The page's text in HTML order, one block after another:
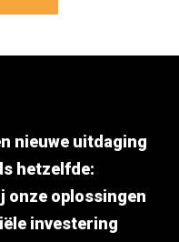
nieuwe uitdaging
hetzelfde:
onze oplossingen
investering